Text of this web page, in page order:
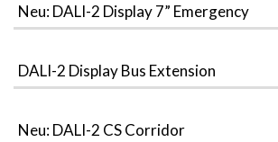
Neu: DALI-2 Display 7” Emergency
DALI-2 Display Bus Extension
Neu: DALI-2 CS Corridor